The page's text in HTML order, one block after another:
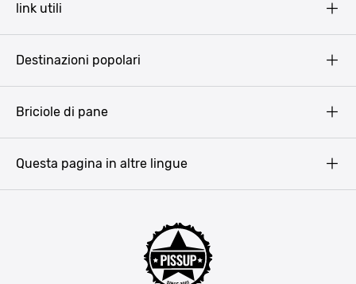
link utili
Destinazioni popolari
Bucarest
Briciole di pane
Questa pagina in altre lingue